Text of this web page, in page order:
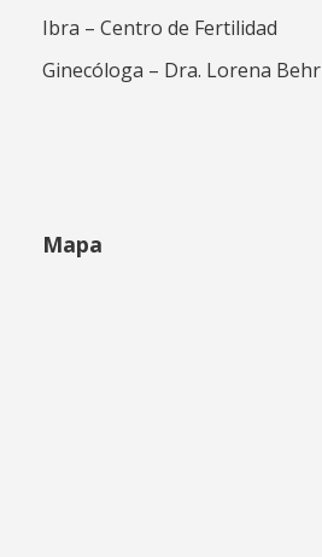
Ibra – Centro de Fertilidad
Ginecóloga – Dra. Lorena Behr
Mapa